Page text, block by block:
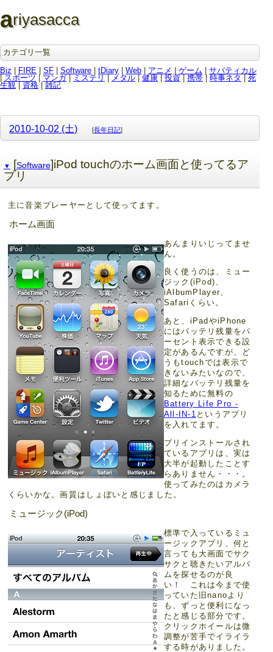
ariyasacca
カテゴリ一覧
Biz
FIRE SF Software tDiary Web アニメ ゲーム
サバティカル
スポーツ | マンガ| ミステリ メタル 健康 投資 携帯 | 時事ネタ
死
生観
資格| 雑記
2010-10-02 (土) [長年日記]
▼ [Software]iPod touchのホーム画面と使ってるア
プリ
主に音楽プレーヤーとして使ってます。
ホーム画面
あんまりいじってませ
ん。
良く使うのは、ミュー
ジック(iPod)、
iAlbumPlayer、
Safariくらい。
あと、iPadやiPhone
にはバッテリ残量をパ
ーセント表示できる設
定があるんですが、ど
うもtouchでは表示で
きないみたいなので、
詳細なバッテリ残量を
知るために無料の
Battery Life Pro -
All-IN-1 というアプリ
を入れてます。
プリインストールされ
ているアプリは、実は
大半が起動したことす
らありません・・・。
使ってみたのはカメラ
くらいかな。画質はしょぼいと感じました。
ミュージック(iPod)
標準で入っているミュ
ージックアプリ、何と
言っても大画面でサク
サクと聴きたいアルバ
ムを探せるのが良
い！ これは今まで使
っていた旧nanoより
も、ずっと便利になっ
たと感じる部分です。
クリックホイールは微
調整が苦手でイライラ
する時がありました。